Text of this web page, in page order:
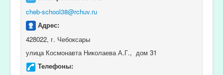
cheb-school38@rchuv.ru
Адрес:
428022, г. Чебоксары
улица Космонавта Николаева А.Г., дом 31
Телефоны: